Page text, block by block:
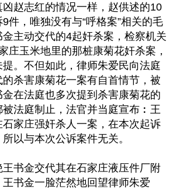
赵志红的情况一样，赵供述的10
件，唯独没有与“呼格案”相关的毛
主动交代的4起奸杀案，检察机关
庄玉米地里的那桩康菊花奸杀案，
。不但如此，律师朱爱民向法庭
杀害康菊花一案有自首情节，被
在法庭也多次提到杀害康菊花的
法庭制止，法官并当庭宣布︰王
家庄强奸杀人一案，在本次起诉
以与本次公诉案件无关。
书金交代其在石家庄液压件厂附
书金一脸茫然地回望律师朱爱